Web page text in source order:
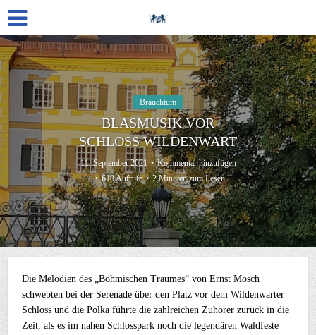
Brauchtum
BLASMUSIK VOR
SCHLOSS WILDENWART
11. September 2021
Kommentar hinzufügen
618 Aufrufe
2 Minuten zum Lesen
Die Melodien des „Böhmischen Traumes“ von Ernst Mosch
schwebten bei der Serenade über den Platz vor dem Wildenwarter
Schloss und die Polka führte die zahlreichen Zuhörer zurück in die
Zeit, als es im nahen Schlosspark noch die legendären Waldfeste